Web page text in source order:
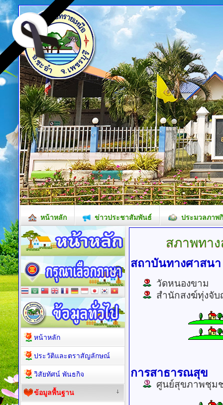
หน้าหลัก ข่าวประชาสัมพันธ์ ประมวลภาพ
สภาพทา
สถาบันทางศาสนา
วัดหนองขาม
สำนักสงฆ์ทุ่งจั
การสาธารณสุข
ศูนย์สุขภาพชุม
หน้าหลัก
ประวัติและตราสัญลักษณ์
วิสัยทัศน์ พันธกิจ
ข้อมูลพื้นฐาน